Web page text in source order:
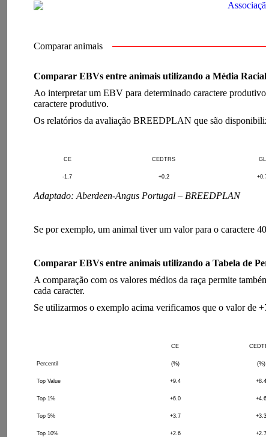
Comparar animais
Comparar EBVs entre animais utilizando a Média Racial
Ao interpretar um EBV para determinado caractere
caractere produtivo.
Os relatórios da avaliação BREEDPLAN que são
CE CEDTRS GL
-1.7 +0.2
Adaptado: Aberdeen-Angus Portugal – BREEDPLAN
Se por exemplo, um animal tiver um valor para o caractere
Comparar EBVs entre animais utilizando a Tabela de
A comparação com os valores médios da raça permite
cada caracter.
Se utilizarmos o exemplo acima verificamos que o valor de
CE
Percentil (%) (%)
Top Value +9.4 +8.4
Top 1% +6.0 +4.6
Top 5% +3.7 +3.3
Top 10% +2.6 +2.7